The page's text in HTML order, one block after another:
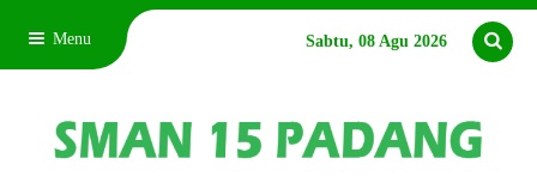
Menu Sabtu, 08 Agu 2026